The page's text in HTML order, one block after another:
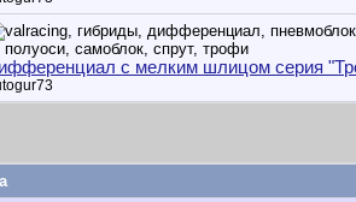
с мелким шлицом серия